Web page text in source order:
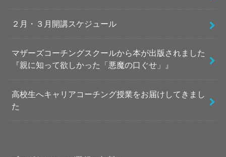
２月・３月開講スケジュール
マザーズコーチングスクールから本が出版されました
『親に知って欲しかった「悪魔の口ぐせ」』
高校生へキャリアコーチング授業をお届けしてきまし
た